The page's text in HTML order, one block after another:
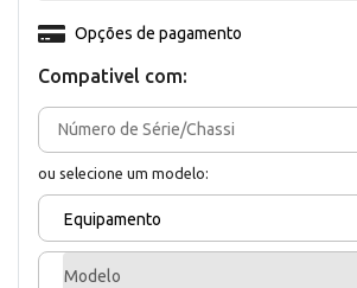
Compativel com:
ou selecione um modelo:
Equipamento
Modelo
Opções de pagamento